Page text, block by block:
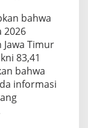
bahwa
2026
Timur
83,41
bahwa
informasi